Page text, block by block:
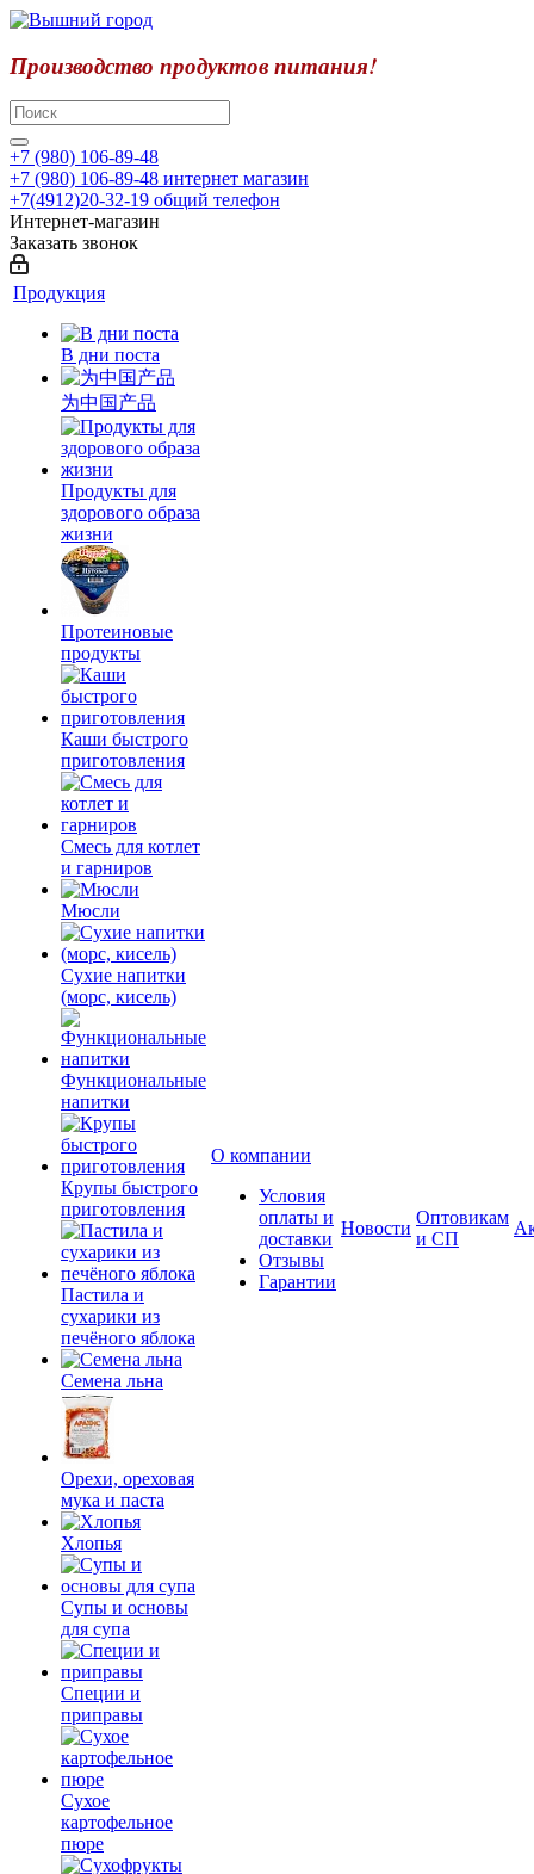
Производство продуктов питания!
+7 (980) 106-89-48
+7 (980) 106-89-48 интернет магазин
+7(4912)20-32-19 общий телефон
Интернет-магазин
Заказать звонок
Продукция
В дни поста
为中国产品
Продукты для
здорового образа
жизни
Протеиновые
продукты
Каши быстрого
приготовления
Смесь для котлет
и гарниров
Мюсли
Сухие напитки
(морс, кисель)
Функциональные
напитки
Крупы быстрого
приготовления
Пастила и
сухарики из
печёного яблока
Семена льна
Орехи, ореховая
мука и паста
Хлопья
Супы и основы
для супа
Специи и
приправы
Сухое
картофельное
пюре
О компании
Условия
оплаты и
доставки
Отзывы
Гарантии
Новости
Оптовикам
и СП